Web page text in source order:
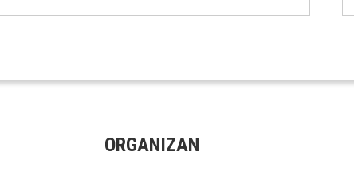
ORGANIZAN